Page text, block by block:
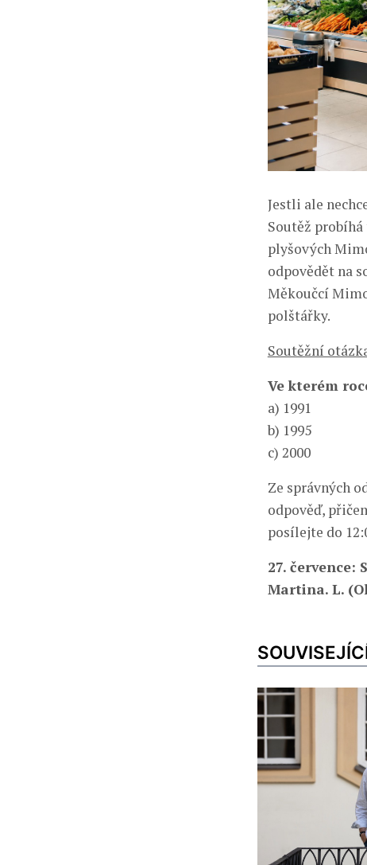
Jestli ale
Soutěž
plyšových
odpovědět na
Měkoučcí
polštářky.
Soutěžní
Ve kterém
a) 1991
b) 1995
c) 2000
Ze správných
odpověď,
posílejte do
27. července:
Martina. L.